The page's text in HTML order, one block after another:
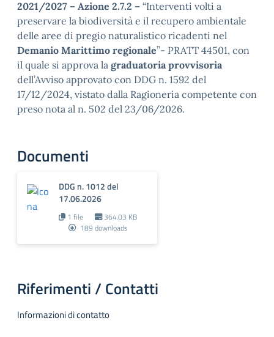
2021/2027 – Azione 2.7.2 – “Interventi volti a
preservare la biodiversità e il recupero ambientale
delle aree di pregio naturalistico ricadenti nel
Demanio Marittimo regionale”- PRATT 44501, con
il quale si approva la graduatoria provvisoria
dell’Avviso approvato con DDG n. 1592 del
17/12/2024, vistato dalla Ragioneria competente con
preso nota al n. 502 del 23/06/2026.
Documenti
DDG n. 1012 del
17.06.2026
1 file
364.03 KB
189 downloads
Riferimenti / Contatti
Informazioni di contatto